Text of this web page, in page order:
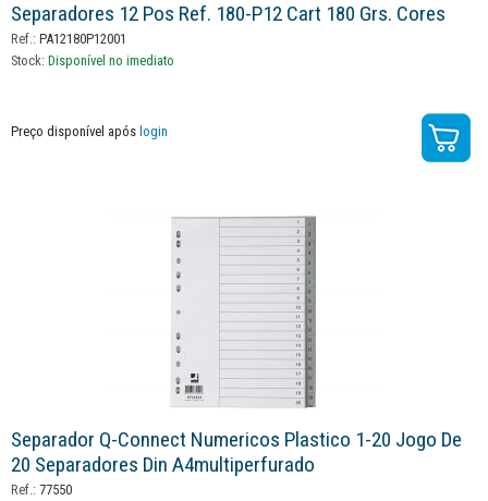
Separadores 12 Pos Ref. 180-P12 Cart 180 Grs. Cores
Ref.: PA12180P12001
Stock: Disponível no imediato
Preço disponível após login
Separador Q-Connect Numericos Plastico 1-20 Jogo De
20 Separadores Din A4multiperfurado
Ref.: 77550